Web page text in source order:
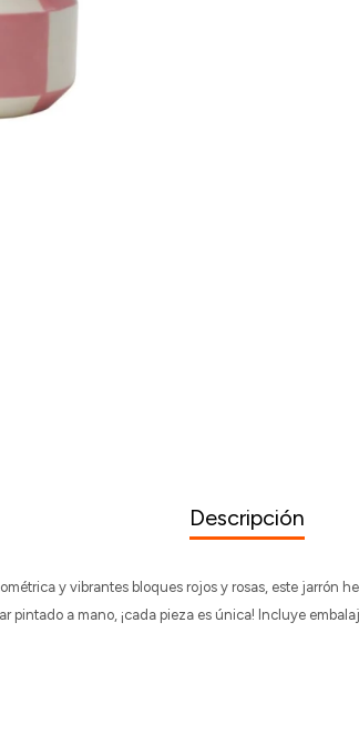
Descripción
y vibrantes bloques rojos y rosas, este jarrón
pintado a mano, ¡cada pieza es única! Incluye